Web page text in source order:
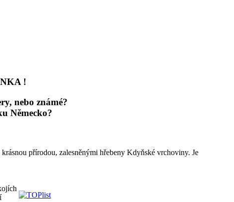
!
nebo známé?
Německo?
přírodou, zalesněnými hřebeny Kdyňské vrchoviny. Je